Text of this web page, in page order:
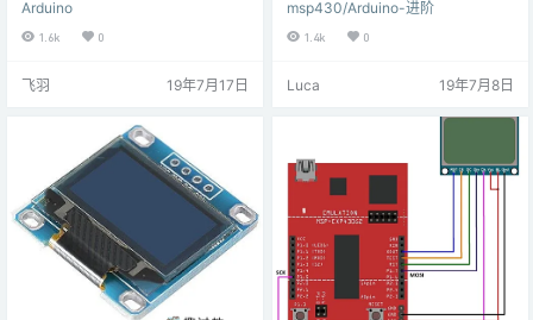
他们都有一个在运动过程中检测心
跳频率的功能呢？下面让我们来动
料准备 硬件准备： Arduino UNO；
器 MAX30102高灵敏度脉搏血氧仪
和心率传感器 软件准备： arduino I
DE 步骤二 原理说明…
Arduino
1.6k 0
飞羽 19年7月17日
Launchpad连接
4 （定义低速率无线个域网（LR-W
PAN）的操作的技术标准）标准，
范，用于高级通信协议，用于创
msp430/Arduino-进阶
1.4k 0
Luca 19年7月8日